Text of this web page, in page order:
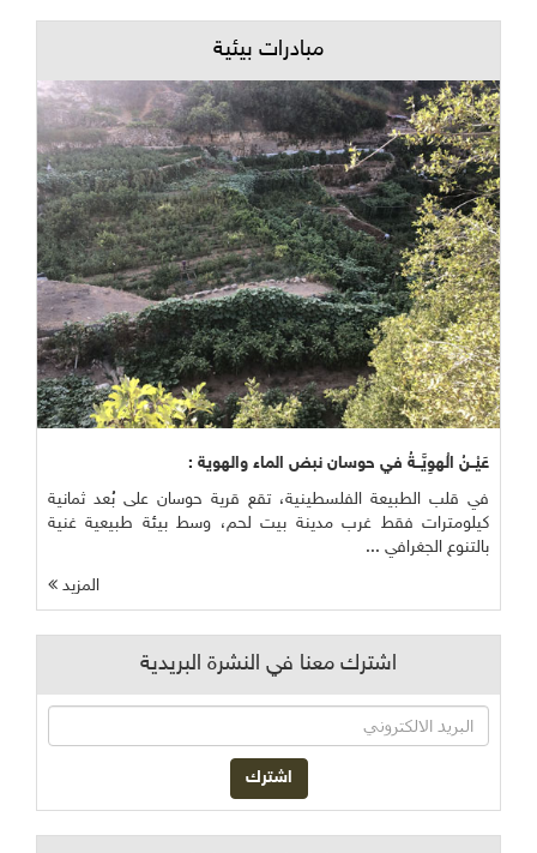
مبادرات بيئية
عَيْــنُ الْهوِيَّــةُ في حوسان نبض الماء والهوية :
في قلب الطبيعة الفلسطينية، تقع قرية حوسان على بُعد ثمانية
كيلومترات فقط غرب مدينة بيت لحم، وسط بيئة طبيعية غنية
بالتنوع الجغرافي ...
المزيد
اشترك معنا في النشرة البريدية